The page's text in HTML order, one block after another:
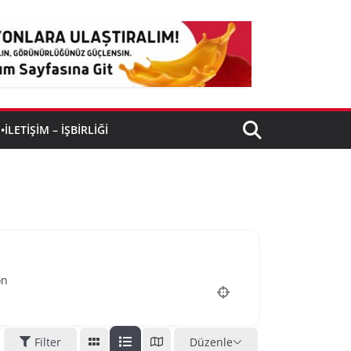
•İLETIŞIM – İŞBIRLIĞI
Filter Düzenle